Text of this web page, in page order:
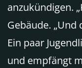
anzukündigen.
Gebäude.
Ein paar
und empfängt